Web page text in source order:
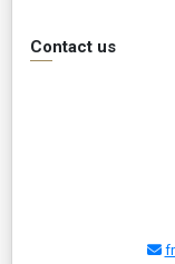
Contact us